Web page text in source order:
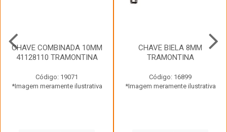
CHAVE COMBINADA 10MM
41128110 TRAMONTINA
Código: 19071
*Imagem meramente ilustrativa
CHAVE BIELA 8MM
TRAMONTINA
Código: 16899
*Imagem meramente ilustrativa